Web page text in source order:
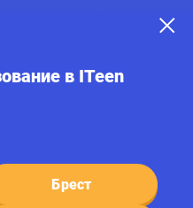
в ITeen
Брест
ITeen!